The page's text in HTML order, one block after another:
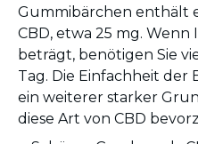
Gummibärchen enthält
CBD, etwa 25 mg. Wenn
beträgt, benötigen Sie
Tag. Die Einfachheit der
ein weiterer starker
diese Art von CBD